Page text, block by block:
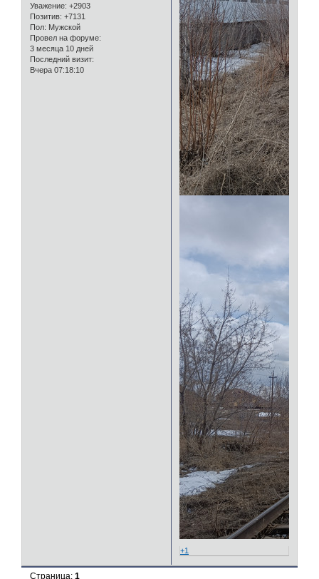
Уважение: +2903
Позитив: +7131
Пол: Мужской
Провел на форуме:
3 месяца 10 дней
Последний визит:
Вчера 07:18:10
+1
Страница:1